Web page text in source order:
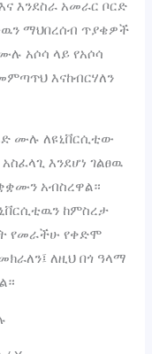
እንደስራ አመራር ቦርድ
ማህበረሰብ ጥያቄዎች
አሶሳ ላይ የአሶሳ
እናከብርሃለን
ሙሉ ለዩኒቨርሲቲው
እንደሆነ ገልፀዉ
አብስረዋል።
ከምስረታ
የመራችሁ የቀድሞ
ለዚህ በጎ ዓላማ